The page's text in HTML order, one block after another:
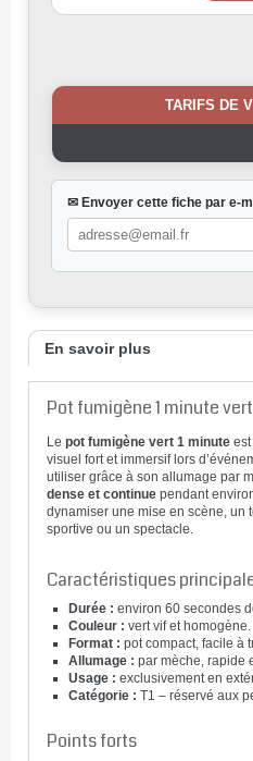
TARIFS DE
✉ Envoyer cette fiche par e-
En savoir plus
Pot fumigène 1 minute
Le pot fumigène vert 1 minute
visuel fort et immersif lors
utiliser grâce à son allumage par
dense et continue pendant
dynamiser une mise en scène, un
sportive ou un spectacle.
Caractéristiques
Durée : environ 60 secondes
Couleur : vert vif et homogène.
Format : pot compact, facile à
Allumage : par mèche, rapide
Usage : exclusivement en
Catégorie : T1 – réservé aux
Points forts